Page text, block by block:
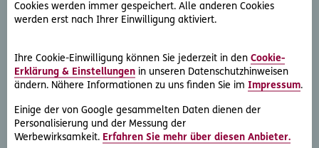
Cookies werden immer gespeichert. Alle anderen Cookies
werden erst nach Ihrer Einwilligung aktiviert.
Ihre Cookie-Einwilligung können Sie jederzeit in den Cookie-
Erklärung & Einstellungen in unseren Datenschutzhinweisen
ändern. Nähere Informationen zu uns finden Sie im Impressum.
Einige der von Google gesammelten Daten dienen der
Personalisierung und der Messung der
Werbewirksamkeit. Erfahren Sie mehr über diesen Anbieter.
Sie benötigen ein Schreiben an die gegnerische Partei
oder streben eine außergerichtliche Lösung an
Rechtsschutzfall melden